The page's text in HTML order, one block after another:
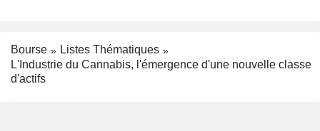
Bourse
Listes Thématiques
L'Industrie du Cannabis, l'émergence d'une nouvelle classe
d'actifs